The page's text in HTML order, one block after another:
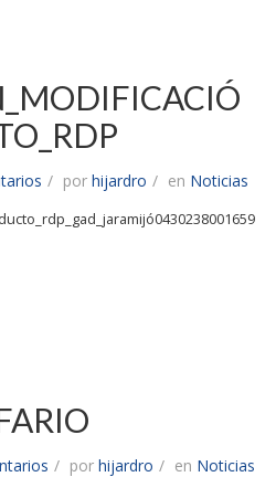
por hijardro en Noticias
por hijardro en Noticias